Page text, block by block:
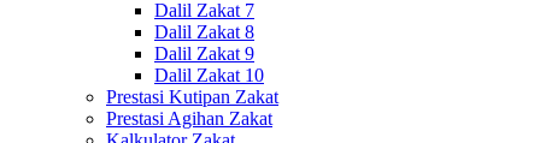
Dalil Zakat 7
Dalil Zakat 8
Dalil Zakat 9
Dalil Zakat 10
Prestasi Kutipan Zakat
Prestasi Agihan Zakat